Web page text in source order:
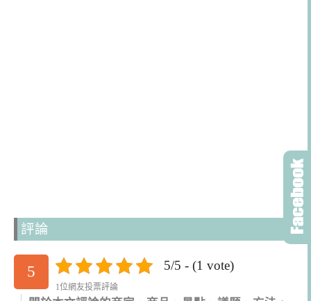
評論
5 5/5 - (1 vote)
1位網友投票評論